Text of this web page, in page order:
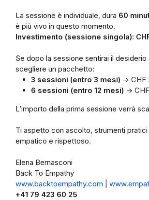
La sessione è individuale, dura 60
è più vivo in questo momento.
Investimento (sessione singola):
Se dopo la sessione sentirai il
scegliere un pacchetto:
3 sessioni (entro 3 mesi) → CHF
6 sessioni (entro 12 mesi) →
L’importo della prima sessione verrà
Ti aspetto con ascolto, strumenti
empatico e rispettoso.
Elena Bernasconi
Back To Empathy
www.backtoempathy.com
+41 79 423 60 25